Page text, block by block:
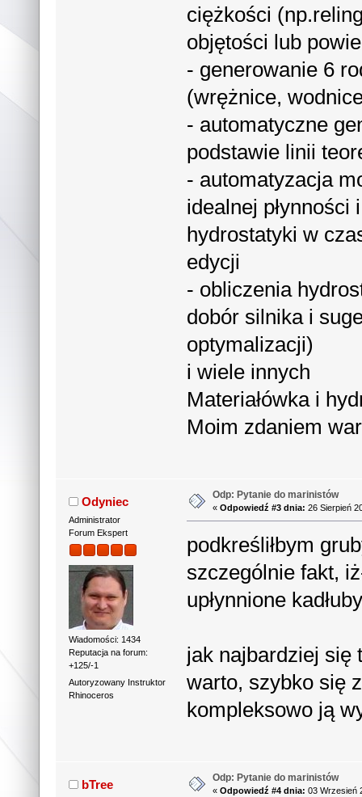
ciężkości
objętości lub
- generowanie 6
(wrężnice,
- automatyczne
podstawie linii
- automatyzacja
idealnej płynności
hydrostatyki w
edycji
- obliczenia
dobór silnika i
optymalizacji)
i wiele innych
Materiałówka i
Moim zdaniem
Odyniec
Administrator
Forum Ekspert
Wiadomości: 1434
Reputacja na forum:
+125/-1
Autoryzowany Instruktor
Rhinoceros
Odp: Pytanie do marinistów
«Odpowiedź #3 dnia: 26 Sierpień
podkreśliłbym
szczególnie fakt,
upłynnione
jak najbardziej się
warto, szybko się
kompleksowo ją
bTree Odp: Pytanie do marinistów
«Odpowiedź #4 dnia: 03 Wrzesień